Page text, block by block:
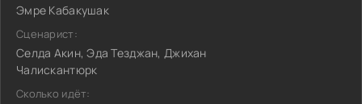
Эмре Кабакушак
Сценарист:
Селда Акин, Эда Тезджан, Джихан
Чалискантюрк
Сколько идёт: